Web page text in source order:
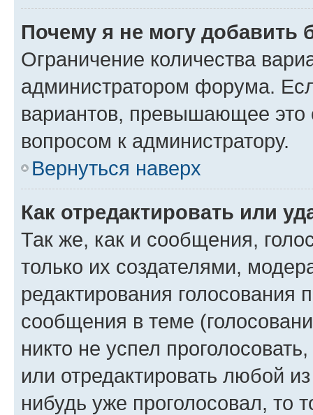
Почему я не могу добавить
Ограничение количества
администратором форума.
вариантов, превышающее это
вопросом к администратору.
Вернуться наверх
Как отредактировать или
Так же, как и сообщения,
только их создателями,
редактирования голосования
сообщения в теме
никто не успел
или отредактировать любой
нибудь уже проголосовал, то